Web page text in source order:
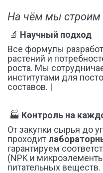
На чём мы строим
🔬 Научный подход
Все формулы
растений и
роста. Мы
институтами для
составов. |
🏭 Контроль на
От закупки сырья до
проходит
гарантируем
(NPK и
питательных веществ.